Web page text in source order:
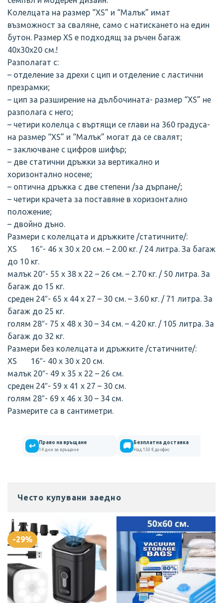
Колелцата на размер “XS” и “Малък” имат
възможност за сваляне, само с натискането на един
бутон. Размер XS е подходящ за ръчен багаж
40х30х20 см.!
Разполагат с:
– отделение за дрехи с цип и отделение с ластични
презрамки;
– цип за разширение на дълбочината- размер “XS” не
разполага с него;
– четири колелца с въртящи се глави нa 360 градуса-
на размер “XS” и “Малък” могат да се свалят;
– заключване с цифров шифър;
– две статични дръжки за вертикално и
хоризонтално носене;
– оптична дръжка с две степени /за дърпане/;
– четири крачета за поставяне в хоризонтално
положение;
– двойно дъно.
Размери с колелцата и дръжките /статичните/:
XS 16″- 46 х 30 х 20 см. – 2.00 кг. / 24 литра. За багаж
до 10 кг.
малък 20″- 55 х 38 х 22 – 26 см. – 2.70 кг. / 50 литра. За
багаж до 15 кг.
среден 24″- 65 х 44 х 27 – 30 см. – 3.60 кг. / 71 литра. За
багаж до 25 кг.
голям 28″- 75 х 48 х 30 – 34 см. – 4.20 кг. / 105 литра. За
багаж до 32 кг.
Размери без колелцата и дръжките /статичните/:
XS 16″- 40 х 30 х 20 см.
малък 20″- 49 х 35 х 22 – 26 см.
среден 24″- 59 х 41 х 27 – 30 см.
голям 28″- 69 х 46 х 30 – 34 см.
Размерите са в сантиметри.
↩ Право на връщане
14 дни за връщане 🚚 Безплатна доставка
Над 150 € до офис
КОМПЛЕКТ ПЛАСТМАСОВИ КУФАРИ В НЯКОЛКО ЦВЯТА
Ангелинка Янакиева
Rating: 5/5
Прекрасни! Коректно обслужване
Tue Nov 05 2024 06:03:26 GMT+0000 (Coordinated
КОМПЛЕКТ ПЛАСТМАСОВИ КУФАРИ В НЯКОЛКО ЦВЯТА
Елена Каврошилова
Rating: 5/5
Често купувани заедно
-29%